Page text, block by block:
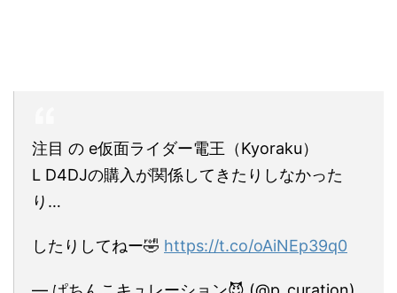
注目 の e仮面ライダー電王（Kyoraku）
L D4DJの購入が関係してきたりしなかった
り…
したりしてねー🤣 https://t.co/oAiNEp39q0